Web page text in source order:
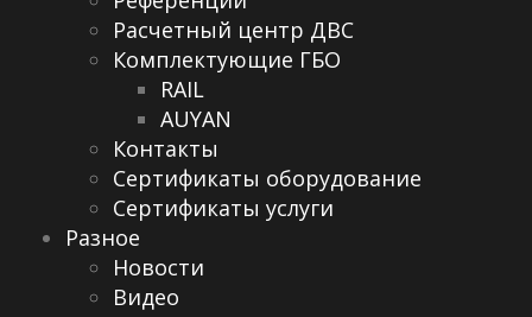
Расчетный центр ДВС
Комплектующие ГБО
RAIL
AUYAN
Контакты
Сертификаты оборудование
Сертификаты услуги
Разное
Новости
Видео